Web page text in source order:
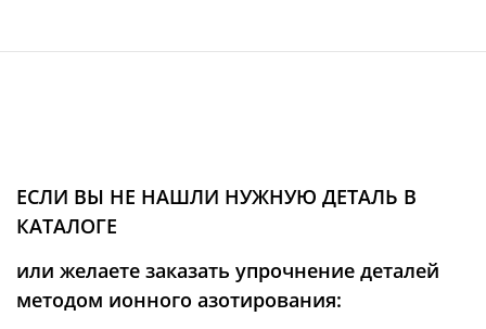
ЕСЛИ ВЫ НЕ НАШЛИ НУЖНУЮ ДЕТАЛЬ В
КАТАЛОГЕ
или желаете заказать упрочнение деталей
методом ионного азотирования: